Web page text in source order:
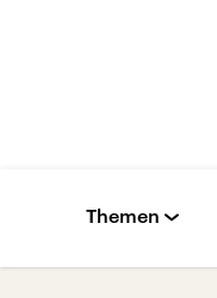
Themen